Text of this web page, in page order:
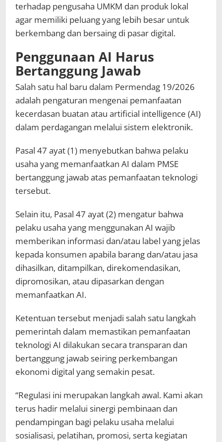
terhadap pengusaha UMKM dan produk lokal
agar memiliki peluang yang lebih besar untuk
berkembang dan bersaing di pasar digital.
Penggunaan AI Harus
Bertanggung Jawab
Salah satu hal baru dalam Permendag 19/2026
adalah pengaturan mengenai pemanfaatan
kecerdasan buatan atau artificial intelligence (AI)
dalam perdagangan melalui sistem elektronik.
Pasal 47 ayat (1) menyebutkan bahwa pelaku
usaha yang memanfaatkan AI dalam PMSE
bertanggung jawab atas pemanfaatan teknologi
tersebut.
Selain itu, Pasal 47 ayat (2) mengatur bahwa
pelaku usaha yang menggunakan AI wajib
memberikan informasi dan/atau label yang jelas
kepada konsumen apabila barang dan/atau jasa
dihasilkan, ditampilkan, direkomendasikan,
dipromosikan, atau dipasarkan dengan
memanfaatkan AI.
Ketentuan tersebut menjadi salah satu langkah
pemerintah dalam memastikan pemanfaatan
teknologi AI dilakukan secara transparan dan
bertanggung jawab seiring perkembangan
ekonomi digital yang semakin pesat.
“Regulasi ini merupakan langkah awal. Kami akan
terus hadir melalui sinergi pembinaan dan
pendampingan bagi pelaku usaha melalui
sosialisasi, pelatihan, promosi, serta kegiatan